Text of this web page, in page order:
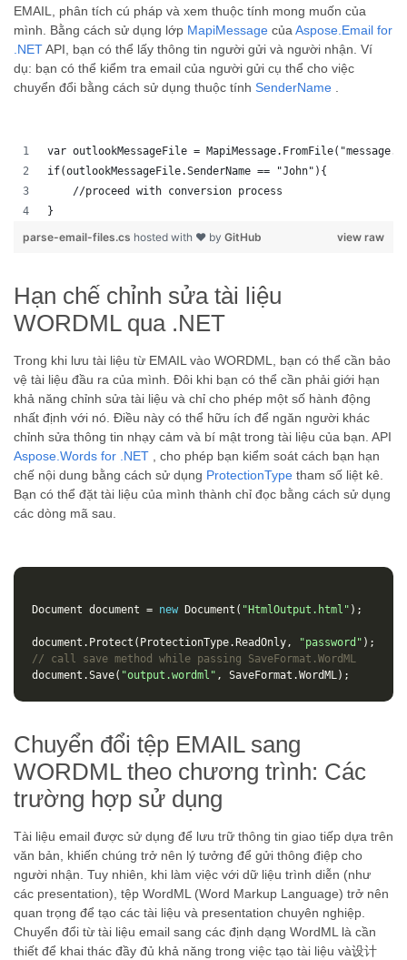
EMAIL, phân tích cú pháp và xem thuộc tính mong muốn của
mình. Bằng cách sử dụng lớp MapiMessage của Aspose.Email for
.NETAPI, bạn có thể lấy thông tin người gửi và người nhận. Ví
dụ: bạn có thể kiểm tra email của người gửi cụ thể cho việc
chuyển đổi bằng cách sử dụng thuộc tính SenderName
var outlookMessageFile =
if(outlookMessageFile.SenderName == "John"){
    //proceed with conversion process
}
view raw
parse-email-files.cs hosted with ❤ by GitHub
Hạn chế chỉnh sửa tài liệu
WORDML qua .NET
Trong khi lưu tài liệu từ EMAIL vào WORDML, bạn có thể cần bảo
vệ tài liệu đầu ra của mình. Đôi khi bạn có thể cần phải giới hạn
khả năng chỉnh sửa tài liệu và chỉ cho phép một số hành động
nhất định với nó. Điều này có thể hữu ích để ngăn người khác
chỉnh sửa thông tin nhạy cảm và bí mật trong tài liệu của bạn. API
Aspose.Words for .NET , cho phép bạn kiểm soát cách bạn hạn
chế nội dung bằng cách sử dụng ProtectionType tham số liệt kê.
Bạn có thể đặt tài liệu của mình thành chỉ đọc bằng cách sử dụng
các dòng mã sau.
Document document = new Document ( "HtmlOutput.html" );
document . Protect ( ProtectionType. ReadOnly, "password" );
// call save method while passing SaveFormat.WordML
document .Save( "output.wordml" , SaveFormat .WordML);
Chuyển đổi tệp EMAIL sang
WORDML theo chương trình: Các
trường hợp sử dụng
Tài liệu email được sử dụng để lưu trữ thông tin giao tiếp dựa trên
văn bản, khiến chúng trở nên lý tưởng để gửi thông điệp cho
người nhận. Tuy nhiên, khi làm việc với dữ liệu trình diễn (như
các presentation), tệp WordML (Word Markup Language) trở nên
quan trọng để tạo các tài liệu và presentation chuyên nghiệp.
Chuyển đổi từ tài liệu email sang các định dạng WordML là cần
thiết để khai thác đầy đủ khả năng trong việc tạo tài liệu và设计